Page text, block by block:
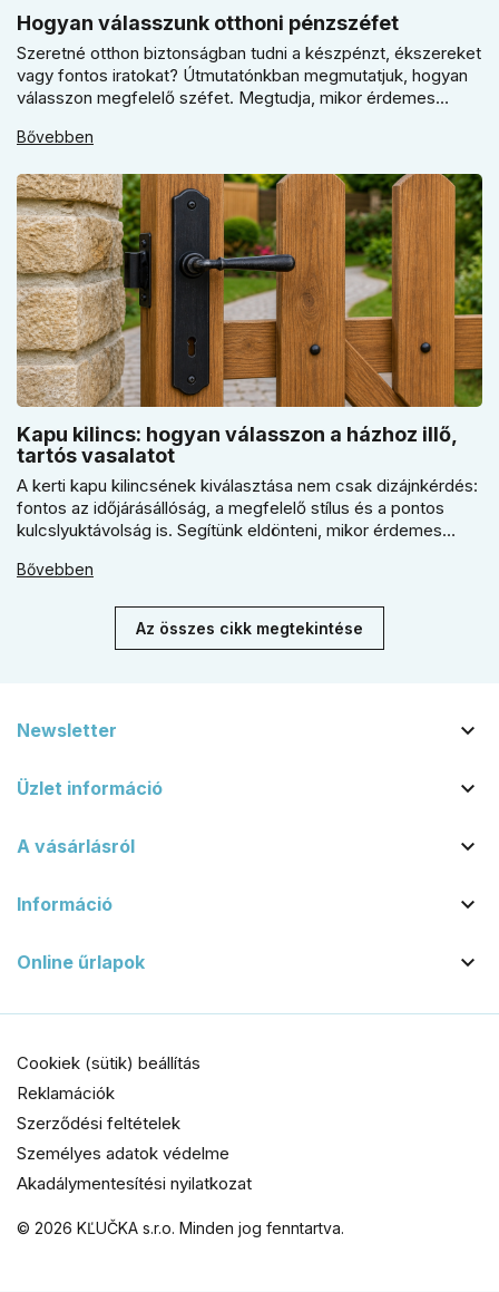
Hogyan válasszunk otthoni pénzszéfet
Szeretné otthon biztonságban tudni a készpénzt, ékszereket
vagy fontos iratokat? Útmutatónkban megmutatjuk, hogyan
válasszon megfelelő széfet. Megtudja, mikor érdemes
kulcsfontosságú a szakszerű rögzítés a valódi védelemhez
Bővebben
Kapu kilincs: hogyan válasszon a házhoz illő,
tartós vasalatot
A kerti kapu kilincsének kiválasztása nem csak dizájnkérdés:
fontos az időjárásállóság, a megfelelő stílus és a pontos
kulcslyuktávolság is. Segítünk eldönteni, mikor érdemes
kilincs + gomb megoldást választani.
Bővebben
Az összes cikk megtekintése
Newsletter 
Üzlet információ 
A vásárlásról 
Információ 
Online űrlapok 
© 2026 KĽUČKA s.r.o. Minden jog fenntartva.
Cookiek (sütik) beállítás
Reklamációk
Szerződési feltételek
Személyes adatok védelme
Akadálymentesítési nyilatkozat